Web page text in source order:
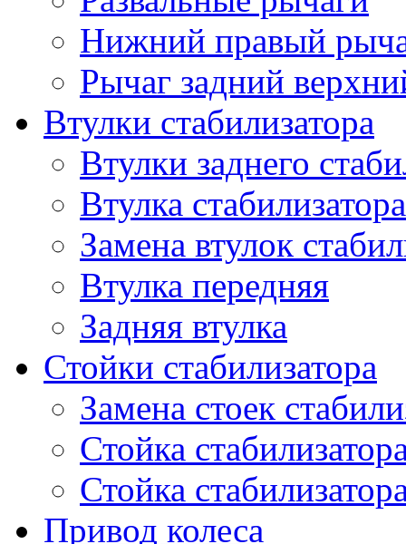
Нижний правый
Рычаг задний
Втулки стабилизатора
Втулки заднего
Втулка
Замена втулок
Втулка передняя
Задняя втулка
Стойки стабилизатора
Замена стоек
Стойка
Стойка
Привод колеса